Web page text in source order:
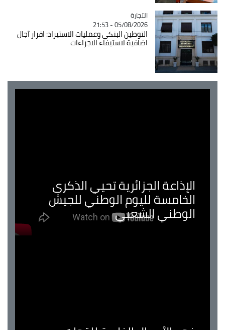
Catégorie
التجارة
05/08/2026 - 21:53
التوطين البنكي وعمليات الاستيراد: اقرار آجال
اضافية لاستيفاء الاجراءات
الإذاعة الجزائرية تحيي الذكرى
الخامسة لليوم الوطني للجيش
الوطني الشعبي